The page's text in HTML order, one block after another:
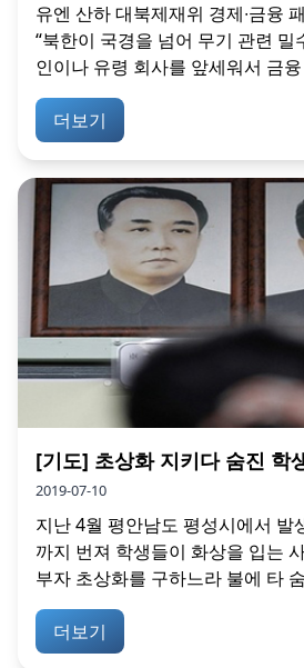
유엔 산하 대북제재위 경제∙금융
“북한이 국경을 넘어 무기 관련 밀
인이나 유령 회사를 앞세워서 금
더보기
[기도] 초상화 지키다 숨진 학
2019-07-10
지난 4월 평안남도 평성시에서 발
까지 번져 학생들이 화상을 입는
부자 초상화를 구하느라 불에 타
더보기